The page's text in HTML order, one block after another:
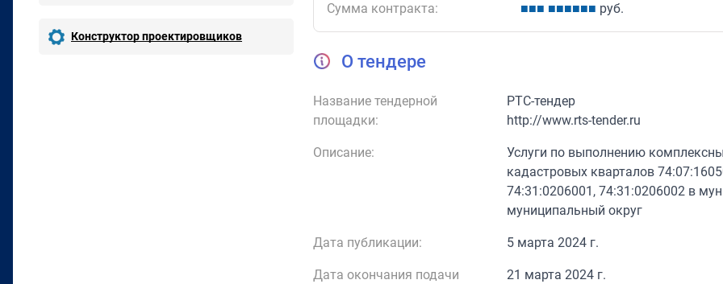
Конструктор проектировщиков
Сумма контракта: ■■■ ■■■■■■ руб.
О тендере
Название тендерной
площадки:
РТС-тендер
http://www.rts-tender.ru
Описание:
Услуги по выполнению
кадастровых кварталов
74:31:0206001, 74:31:0206002 в
муниципальный округ
Дата публикации: 5 марта 2024 г.
Дата окончания подачи
21 марта 2024 г.